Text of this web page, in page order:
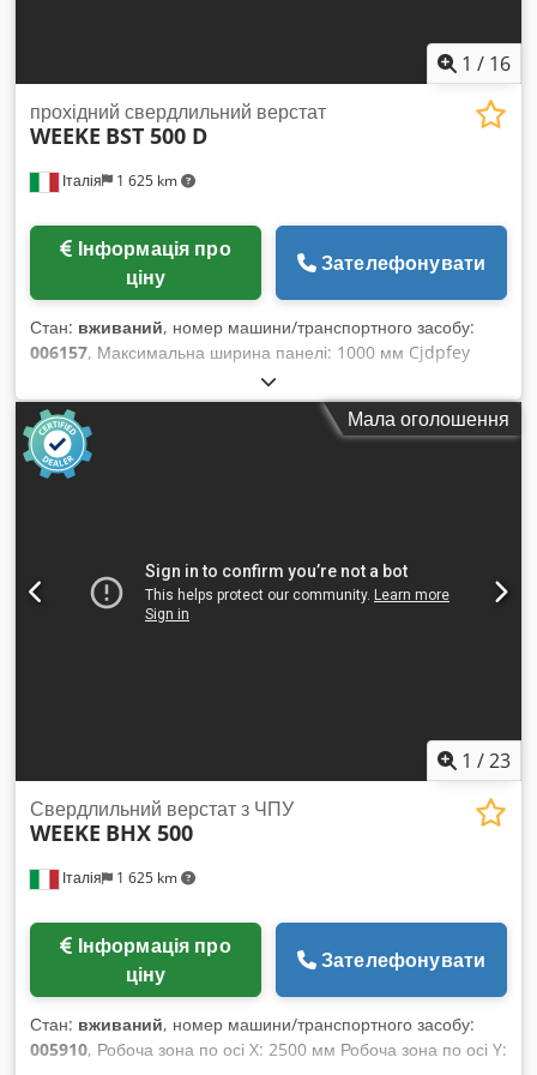
1 / 16
Італія 1 625 km
прохідний свердлильний верстат
WEEKE BST 500 D
ціну
Зателефонувати
Стан: вживаний, номер машини/транспортного засобу:
006157, Максимальна ширина панелі: 1000 мм Cjdpfey
Nkyasx Aqveha Максимальна довжина панелі: 2500 мм
Кількість агрегатів: 5 Кількість агрегатів: 1 Позиціонування
через NC-управління: так Бічні горизонтальні групи: так
Мала оголошення
1 /23
Італія 1 625 km
Свердлильний верстат з ЧПУ
WEEKE BHX 500
ціну
Зателефонувати
Стан: вживаний, номер машини/транспортного засобу:
005910, Робоча зона по осі X: 2500 мм Робоча зона по осі Y: